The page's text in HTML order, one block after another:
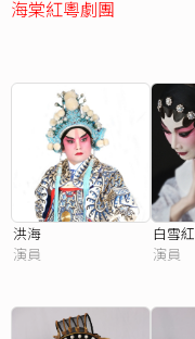
海棠紅粵劇團
洪海
演員
白雪紅
演員